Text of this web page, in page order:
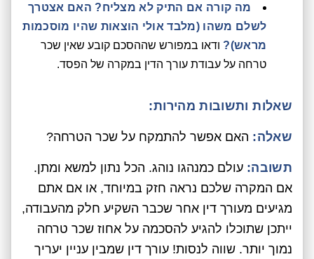
מה קורה אם התיק לא מצליח? האם אצטרך
לשלם משהו (מלבד אולי הוצאות שהיו מוסכמות
מראש)? ודאו במפורש שההסכם קובע שאין שכר
טרחה על עבודת עורך הדין במקרה של הפסד.
שאלות ותשובות מהירות:
שאלה: האם אפשר להתמקח על שכר הטרחה?
תשובה: עולם כמנהגו נוהג. הכל נתון למשא ומתן.
אם המקרה שלכם נראה חזק במיוחד, או אם אתם
מגיעים מעורך דין אחר שכבר השקיע חלק מהעבודה,
ייתכן שתוכלו להגיע להסכמה על אחוז שכר טרחה
נמוך יותר. שווה לנסות! עורך דין שמבין עניין יעריך